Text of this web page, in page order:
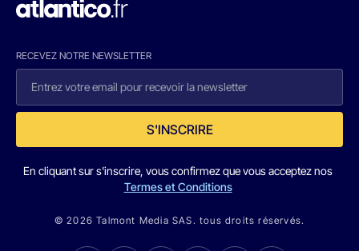
RECEVEZ NOTRE NEWSLETTER
S'INSCRIRE
En cliquant sur s'inscrire, vous confirmez que vous acceptez nos
Termes et Conditions
© 2026 Talmont Media SAS. tous droits réservés.